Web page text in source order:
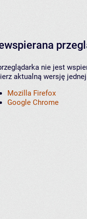
nie jest
aktualną wersję
Mozilla Firefox
Google Chrome